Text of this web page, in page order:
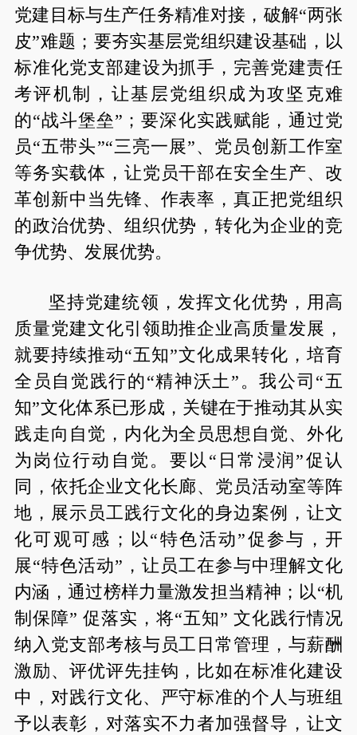
党建目标与生产任务精准对接，破解“两张
皮”难题；要夯实基层党组织建设基础，以
标准化党支部建设为抓手，完善党建责任
考评机制，让基层党组织成为攻坚克难
的“战斗堡垒”；要深化实践赋能，通过党
员“五带头”“三亮一展”、党员创新工作室
等务实载体，让党员干部在安全生产、改
革创新中当先锋、作表率，真正把党组织
的政治优势、组织优势，转化为企业的竞
争优势、发展优势。
坚持党建统领，发挥文化优势，用高
质量党建文化引领助推企业高质量发展，
就要持续推动“五知”文化成果转化，培育
全员自觉践行的“精神沃土”。我公司“五
知”文化体系已形成，关键在于推动其从实
践走向自觉，内化为全员思想自觉、外化
为岗位行动自觉。要以“日常浸润”促认
同，依托企业文化长廊、党员活动室等阵
地，展示员工践行文化的身边案例，让文
化可观可感；以“特色活动”促参与，开
展“特色活动”，让员工在参与中理解文化
内涵，通过榜样力量激发担当精神；以“机
制保障” 促落实，将“五知” 文化践行情况
纳入党支部考核与员工日常管理，与薪酬
激励、评优评先挂钩，比如在标准化建设
中，对践行文化、严守标准的个人与班组
予以表彰，对落实不力者加强督导，让文